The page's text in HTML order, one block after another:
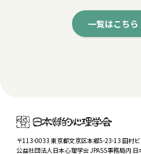
一覧はこちら
〒113-0033 東京都文京区本郷5-23-13 田村
公益社団法人日本心理学会 JPASS事務局内